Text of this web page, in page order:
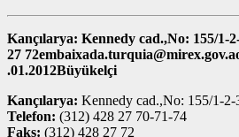
Kançılarya: Kennedy cad.,No: 155/1-
27
.01.2012Büyükelçi
Kançılarya: Kennedy cad.,No: 155/1-
Telefon: (312) 428 27 70-71-74
Faks: (312) 428 27 72